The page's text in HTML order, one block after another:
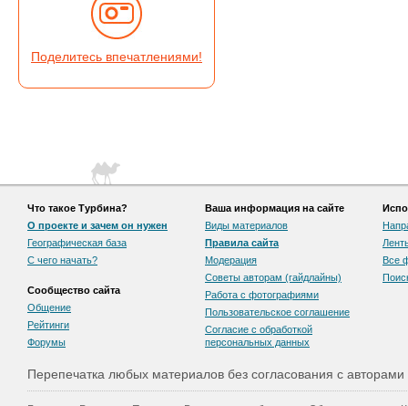
Поделитесь впечатлениями!
Что такое Турбина?
О проекте и зачем он нужен
Географическая база
С чего начать?
Сообщество сайта
Общение
Рейтинги
Форумы
Ваша информация на сайте
Виды материалов
Правила сайта
Модерация
Советы авторам (гайдлайны)
Работа с фотографиями
Пользовательскоe соглашение
Согласие с обработкой
персональных данных
Все
Перепечатка любых материалов без согласования с